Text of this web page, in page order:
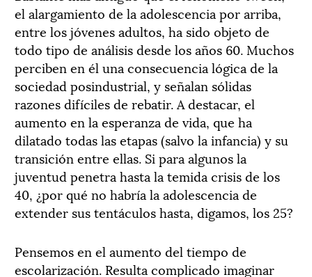
el alargamiento de la adolescencia por arriba,
entre los jóvenes adultos, ha sido objeto de
todo tipo de análisis desde los años 60. Muchos
perciben en él una consecuencia lógica de la
sociedad posindustrial, y señalan sólidas
razones difíciles de rebatir. A destacar, el
aumento en la esperanza de vida, que ha
dilatado todas las etapas (salvo la infancia) y su
transición entre ellas. Si para algunos la
juventud penetra hasta la temida crisis de los
40, ¿por qué no habría la adolescencia de
extender sus tentáculos hasta, digamos, los 25?
Pensemos en el aumento del tiempo de
escolarización. Resulta complicado imaginar